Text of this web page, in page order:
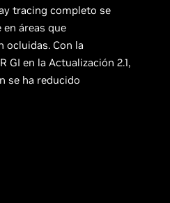
tracing completo se
áreas que
ocluidas. Con la
GI en la Actualización 2.1,
se ha reducido